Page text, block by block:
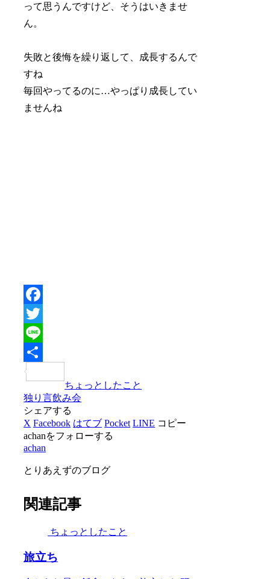
って思うんですけど、そうはいきませ
ん。
失敗と後悔を繰り返して、成長するんで
すね
毎回やってるのに…やっぱり成長してい
ませんね
Facebook
Twitter
Line
有
ちょっとしたこと
独り言飲み会
シェアする
X Facebook はてブ Pocket LINE コピー
achanをフォローする
achan
とりあえずのブログ
関連記事
ちょっとしたこと
旅立ち